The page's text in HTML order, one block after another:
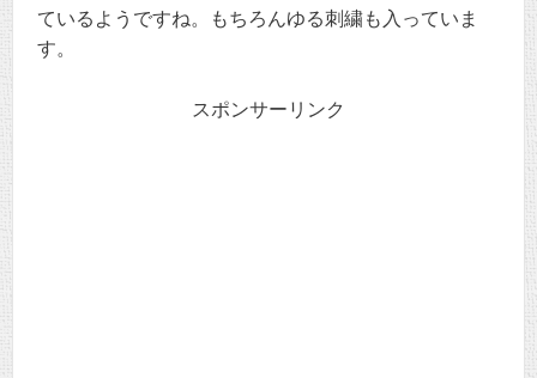
ているようですね。もちろんゆる刺繍も入っていま
す。
スポンサーリンク